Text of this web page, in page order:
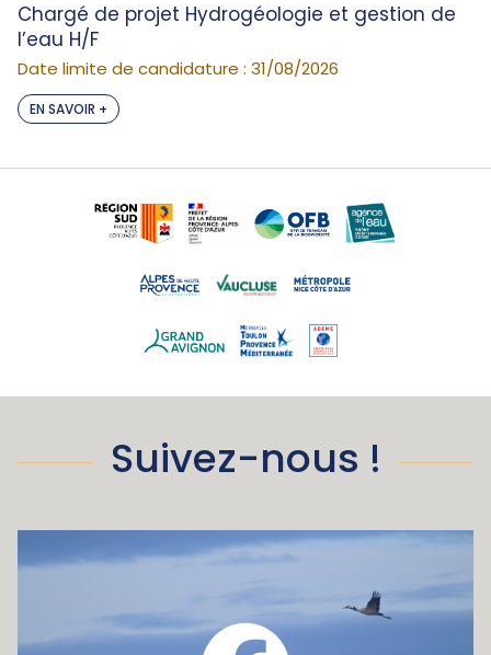
Chargé de projet Hydrogéologie et gestion de
l’eau H/F
Date limite de candidature : 31/08/2026
EN SAVOIR +
Suivez-nous !